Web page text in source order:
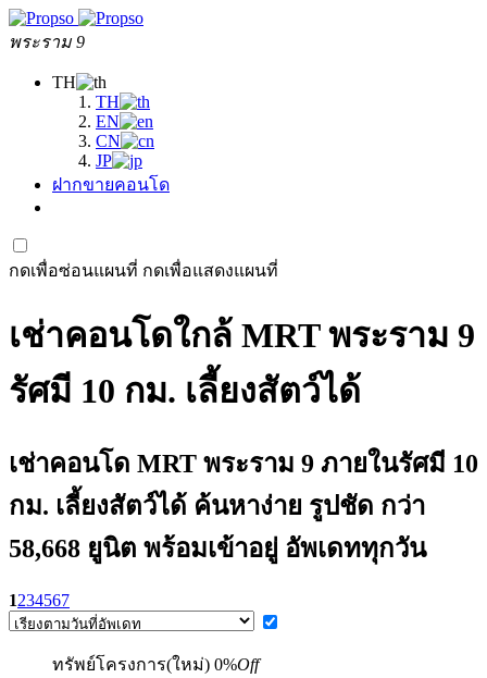
พระราม 9
TH
TH
EN
CN
JP
ฝากขายคอนโด
กดเพื่อซ่อนแผนที่ กดเพื่อแสดงแผนที่
เช่าคอนโดใกล้ MRT พระราม 9
รัศมี 10 กม. เลี้ยงสัตว์ได้
เช่าคอนโด MRT พระราม 9 ภายในรัศมี 10
กม. เลี้ยงสัตว์ได้ ค้นหาง่าย รูปชัด กว่า
58,668 ยูนิต พร้อมเข้าอยู่ อัพเดททุกวัน
1234567
ทรัพย์โครงการ(ใหม่) 0%Off